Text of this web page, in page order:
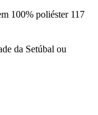
100% poliéster 117
da Setúbal ou